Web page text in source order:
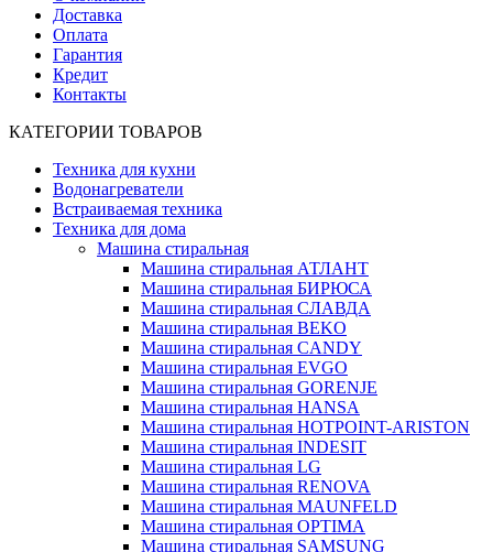
Доставка
Оплата
Гарантия
Кредит
Контакты
КАТЕГОРИИ ТОВАРОВ
Техника для кухни
Водонагреватели
Встраиваемая техника
Техника для дома
Машина стиральная
Машина стиральная АТЛАНТ
Машина стиральная БИРЮСА
Машина стиральная СЛАВДА
Машина стиральная BEKO
Машина стиральная CANDY
Машина стиральная EVGO
Машина стиральная GORENJE
Машина стиральная HANSA
Машина стиральная HOTPOINT-ARISTON
Машина стиральная INDESIT
Машина стиральная LG
Машина стиральная RENOVA
Машина стиральная MAUNFELD
Машина стиральная OPTIMA
Машина стиральная SAMSUNG